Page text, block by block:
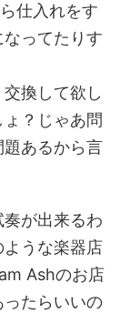
仕入れをす
ってたりす
換して欲し
？じゃあ問
あるから言
が出来るわ
うな楽器店
Ashのお店
たらいいの